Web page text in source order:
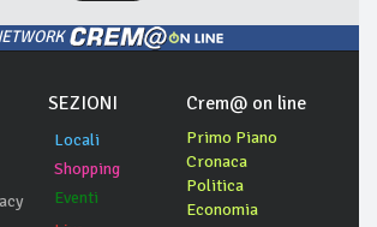
SEZIONI
Locali
Shopping
Eventi
Crem@ on line
Primo Piano
Cronaca
Politica
Economia